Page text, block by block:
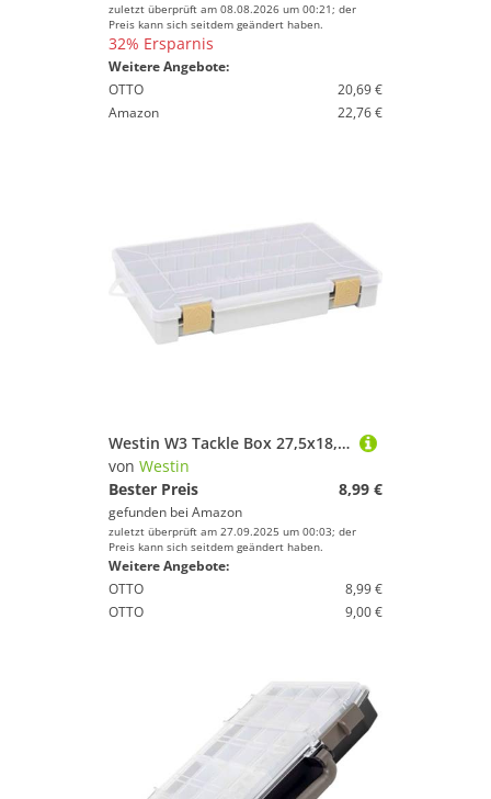
zuletzt überprüft am 08.08.2026 um 00:21; der
Preis kann sich seitdem geändert haben.
32% Ersparnis
Weitere Angebote:
OTTO
20,69 €
Amazon
22,76 €
Westin W3 Tackle Box 27,5x18,5x4,5cm - Angelbox für Kunstköder, Köderbox zum Spinnfischen, Tacklebox, Kunstköderbox
von Westin
Bester Preis
8,99 €
gefunden bei Amazon
zuletzt überprüft am 27.09.2025 um 00:03; der
Preis kann sich seitdem geändert haben.
Weitere Angebote:
OTTO
8,99 €
OTTO
9,00 €